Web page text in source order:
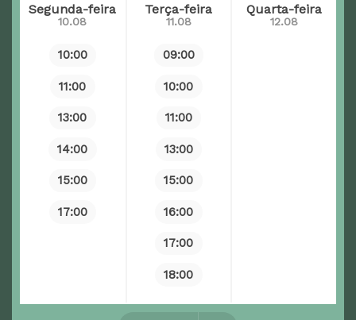
Segunda-feira
10.08
10:00
11:00
13:00
14:00
15:00
17:00
Terça-feira
11.08
09:00
10:00
11:00
13:00
15:00
16:00
17:00
18:00
Quarta-feira
12.08